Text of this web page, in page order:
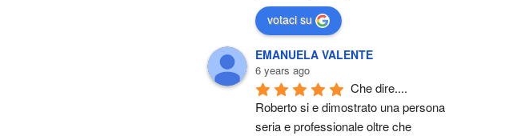
votaci su
EMANUELA VALENTE
6 years ago
Che dire....
Roberto si e dimostrato una persona
seria e professionale oltre che